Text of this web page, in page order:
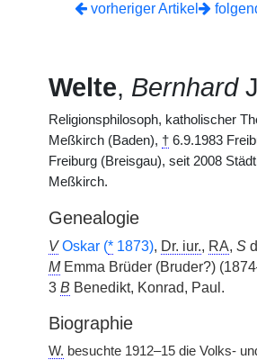
vorheriger Artikel
Welte, Bernhard
Religionsphilosoph, katholischer
Meßkirch (Baden), † 6.9.1983
Freiburg (Breisgau), seit 2008
Meßkirch.
Genealogie
V Oskar (* 1873), Dr. iur., RA, S
MEmma Brüder (Bruder?)
3 B Benedikt, Konrad, Paul.
Biographie
W. besuchte 1912–15 die Volks-